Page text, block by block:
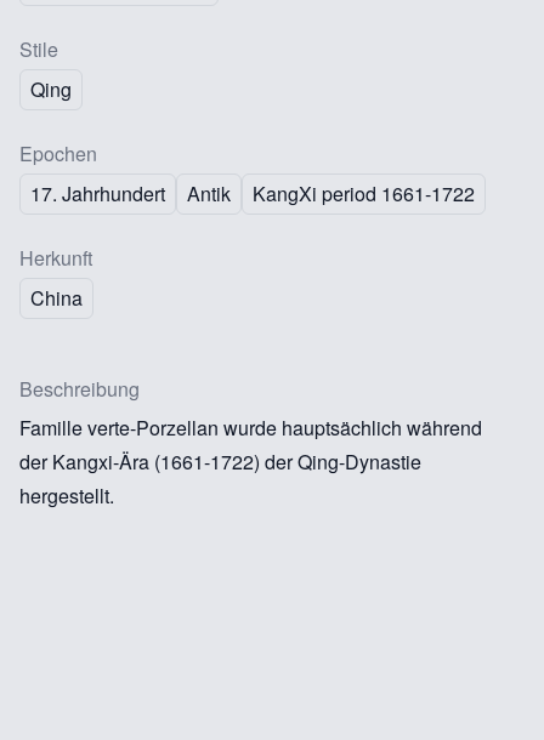
Stile
Qing
Epochen
17. Jahrhundert
Antik KangXi period 1661-1722
Herkunft
China
Beschreibung
Famille verte-Porzellan wurde hauptsächlich während
der Kangxi-Ära (1661-1722) der Qing-Dynastie
hergestellt.